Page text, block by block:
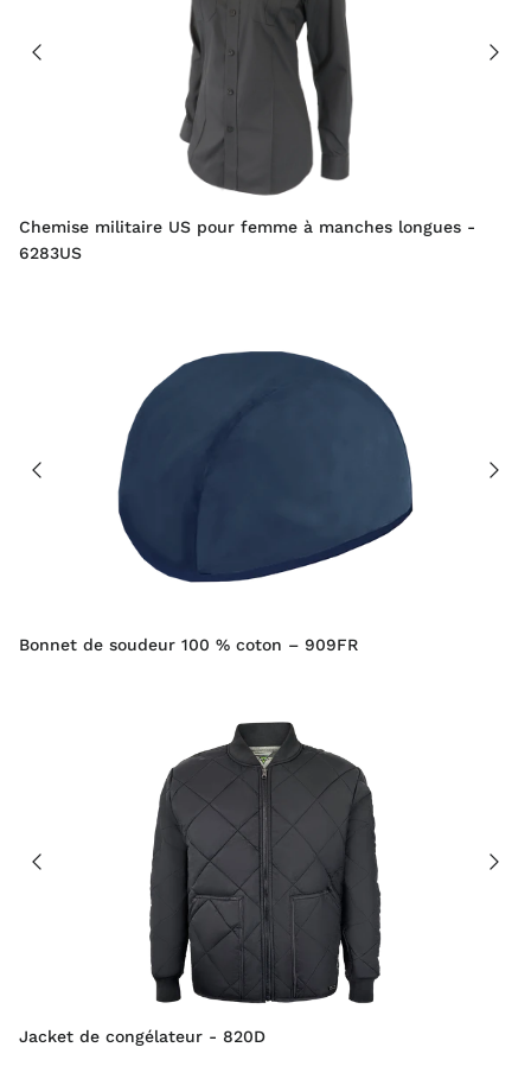
Chemise militaire US pour femme à manches longues -
6283US
Bonnet de soudeur 100 % coton – 909FR
Jacket de congélateur - 820D